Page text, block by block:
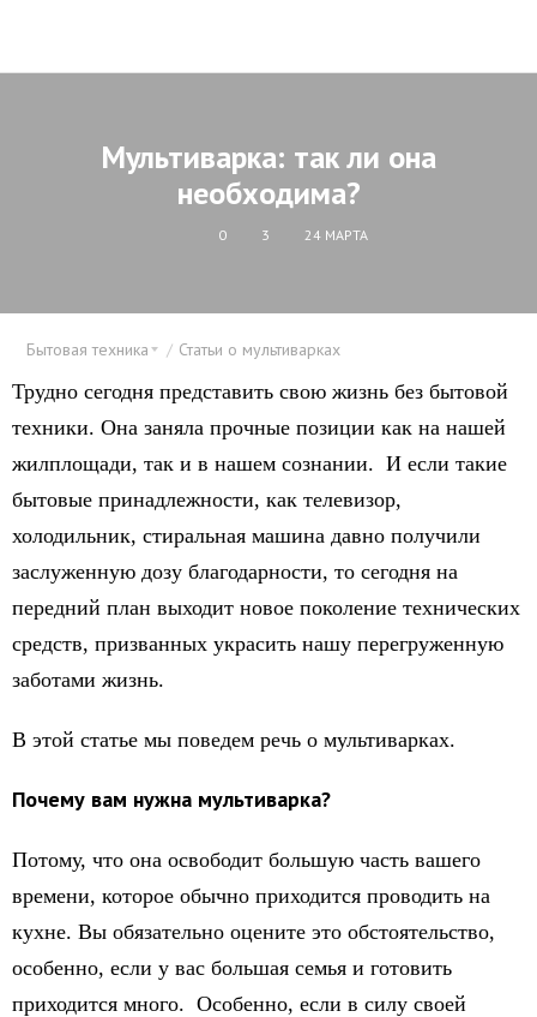
Мультиварка: так ли она
необходима?
0 3 24 МАРТА
Бытовая техника Статьи о мультиварках
Трудно сегодня представить свою жизнь без бытовой
техники. Она заняла прочные позиции как на нашей
жилплощади, так и в нашем сознании. И если такие
бытовые принадлежности, как телевизор,
холодильник, стиральная машина давно получили
заслуженную дозу благодарности, то сегодня на
передний план выходит новое поколение технических
средств, призванных украсить нашу перегруженную
заботами жизнь.
В этой статье мы поведем речь о мультиварках.
Почему вам нужна мультиварка?
Потому, что она освободит большую часть вашего
времени, которое обычно приходится проводить на
кухне. Вы обязательно оцените это обстоятельство,
особенно, если у вас большая семья и готовить
приходится много. Особенно, если в силу своей